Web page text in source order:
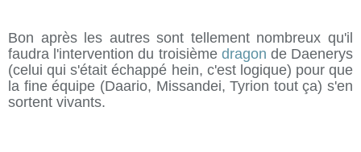
Bon après les autres sont tellement nombreux qu'il
faudra l'intervention du troisième dragon de Daenerys
(celui qui s'était échappé hein, c'est logique) pour que
la fine équipe (Daario, Missandei, Tyrion tout ça) s'en
sortent vivants.